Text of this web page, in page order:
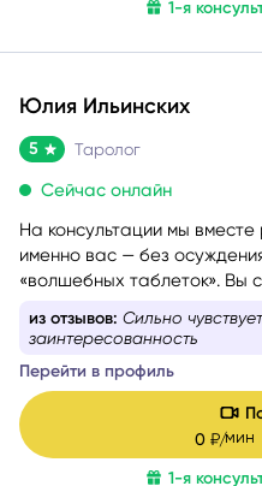
1-я
Юлия Ильинских
5 Таролог
Сейчас онлайн
На консультации мы
именно вас — без
«волшебных таблеток». Вы
услышать себя и понять,
сейчас тяжело, тревожно
вперёд.
Моя задача — мягко и
сомнения, страхи и
почувствовали
из отзывов: Сильно
заинтересованность
Перейти в профиль
0 ₽/
1-я